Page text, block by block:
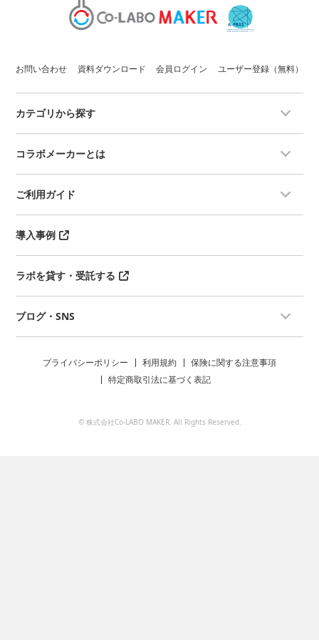
お問い合わせ 資料ダウンロード 会員ログイン ユーザー登録（無料）
カテゴリから探す
コラボメーカーとは
ご利用ガイド
導入事例
ラボを貸す・受託する
ブログ・SNS
プライバシーポリシー 利用規約
保険に関する注意事項
特定商取引法に基づく表記
© 株式会社Co-LABO MAKER. All Rights Reserved.